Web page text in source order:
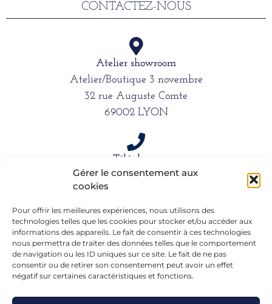
Gérer le consentement aux
cookies
Pour offrir les meilleures expériences, nous utilisons des
technologies telles que les cookies pour stocker et/ou accéder aux
informations des appareils. Le fait de consentir à ces technologies
nous permettra de traiter des données telles que le comportement
de navigation ou les ID uniques sur ce site. Le fait de ne pas
consentir ou de retirer son consentement peut avoir un effet
négatif sur certaines caractéristiques et fonctions.
CONTACTEZ-NOUS
Atelier showroom
Atelier/Boutique 3 novembre
32 rue Auguste Comte
69002 LYON
Téléphone
06 15 61 39 66
Mail
alexandra.dargentre@sfr.fr